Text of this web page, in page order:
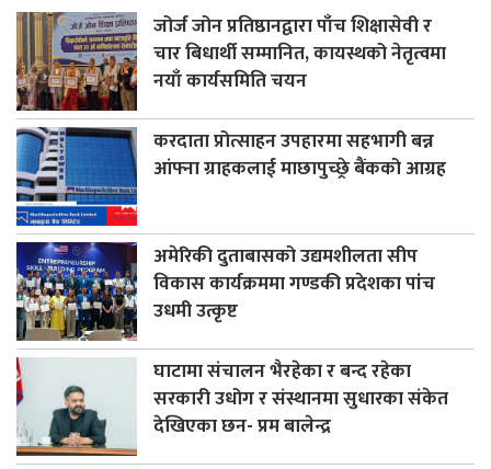
जोर्ज जोन प्रतिष्ठानद्वारा पाँच शिक्षासेवी र
चार बिधार्थी सम्मानित, कायस्थको नेतृत्वमा
नयाँ कार्यसमिति चयन
करदाता प्रोत्साहन उपहारमा सहभागी बन्न
आंफ्ना ग्राहकलाई माछापुच्छ्रे बैंकको आग्रह
अमेरिकी दुताबासको उद्यमशीलता सीप
विकास कार्यक्रममा गण्डकी प्रदेशका पांच
उधमी उत्कृष्ट
घाटामा संचालन भैरहेका र बन्द रहेका
सरकारी उधोग र संस्थानमा सुधारका संकेत
देखिएका छन- प्रम बालेन्द्र